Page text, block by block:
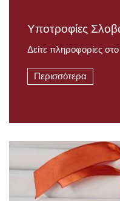
Υποτροφίες
Δείτε πληροφορίες
Περισσότερα